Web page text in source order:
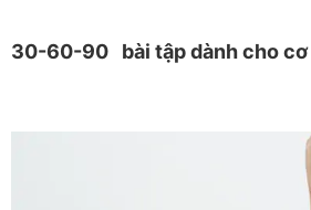
30-60-90 bài tập dành cho